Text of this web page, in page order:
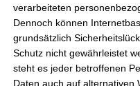
Vorstandswahl
Förderverein
Am Dienstag den
Mitgliederversammlung mit
verarbeiteten
Dennoch können
grundsätzlich
Schutz nicht gewährleistet
steht es jeder betroffenen
Daten auch auf alternativen